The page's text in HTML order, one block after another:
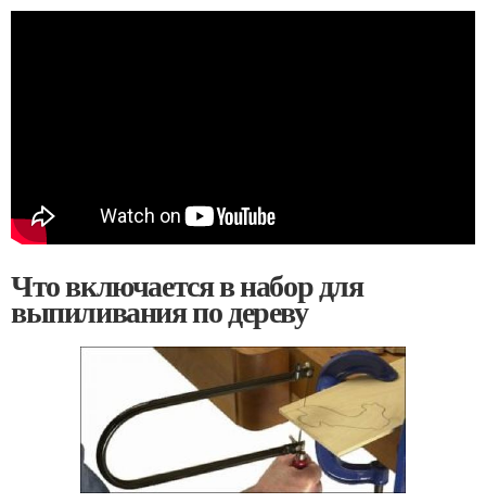
Что включается в набор для
выпиливания по дереву